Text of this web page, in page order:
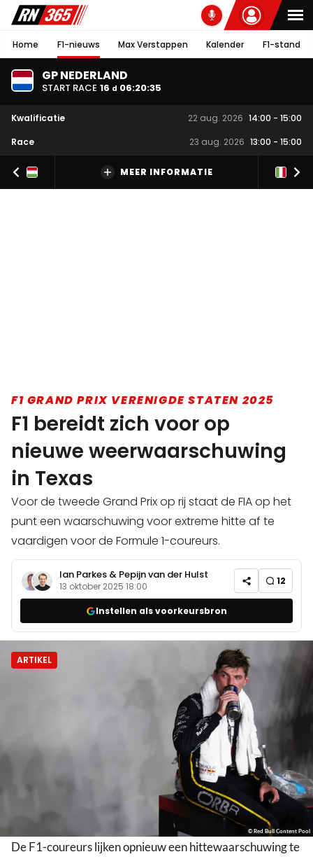
Home F1-nieuws Max Verstappen Kalender F1-stand
GP NEDERLAND
START RACE 16 d 06:20:35
Kwalificatie 22 aug. 2026 14:00 - 15:00
Race
23 aug. 2026 13:00 - 15:00
MEER INFORMATIE
F1 GRAND PRIX VERENIGDE STATEN 2025
F1 bereidt zich voor op
nieuwe weerwaarschuwing
in Texas
Voor de tweede Grand Prix op rij staat de FIA op het
punt een waarschuwing voor extreme hitte af te
vaardigen voor de Formule 1-coureurs.
Ian Parkes & Pepijn van der Hulst
13 oktober 2025 18:00 12
Instellen als voorkeursbron
ARTIKEL
© Red Bull Content Pool
De F1-coureurs lijken opnieuw een hittewaarschuwing te